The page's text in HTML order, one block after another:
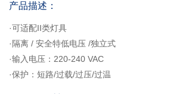
产品描述：
·可适配II类灯具
·隔离 / 安全特低电压 /独立式
·输入电压：220-240 VAC
·保护：短路/过载/过压/过温